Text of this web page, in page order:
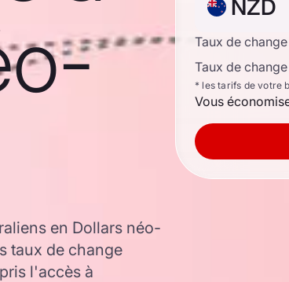
en Dollars néo-
taux de change
l'accès à
NZD
Taux de
Taux de
* les tarifs de votre
Vous